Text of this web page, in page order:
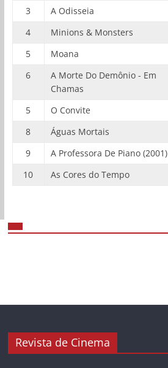
3
A Odisseia
4
Minions & Monsters
5
Moana
6
A Morte Do Demônio - Em
Chamas
5 O Convite
8
Águas Mortais
9
A Professora De Piano (2001)
10
As Cores do Tempo
Revista de Cinema